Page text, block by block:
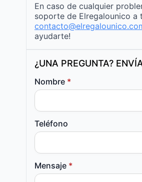
En caso de cualquier
soporte de Elregalounico a
ayudarte!
¿UNA PREGUNTA?
Nombre *
Teléfono
Mensaje *